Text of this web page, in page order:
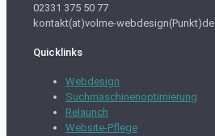
02331 375 50 77
kontakt(at)volme-webdesign(Punkt)de
Quicklinks
Webdesign
Suchmaschinenoptimierung
Relaunch
Website-Pflege